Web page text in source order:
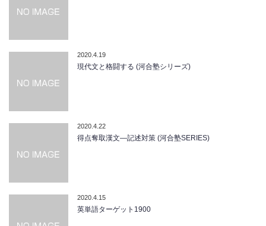
2020.4.19
現代文と格闘する (河合塾シリーズ)
2020.4.22
得点奪取漢文―記述対策 (河合塾SERIES)
2020.4.15
英単語ターゲット1900